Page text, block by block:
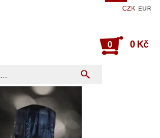
CZK EUR
0 0 Kč